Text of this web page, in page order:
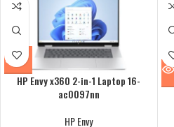
HP Envy x360 2-in-1 Laptop 16-
ac0097nn
HP Envy